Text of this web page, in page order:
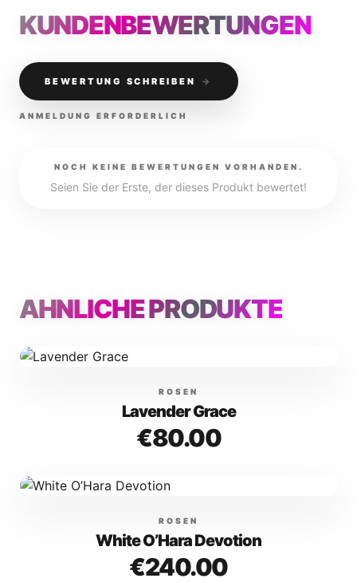
KUNDENBEWERTUNGEN
BEWERTUNG SCHREIBEN →
ANMELDUNG ERFORDERLICH
NOCH KEINE BEWERTUNGEN VORHANDEN.
Seien Sie der Erste, der dieses Produkt bewertet!
ÄHNLICHE PRODUKTE
ROSEN
Lavender Grace
€80.00
ROSEN
White O’Hara Devotion
€240.00